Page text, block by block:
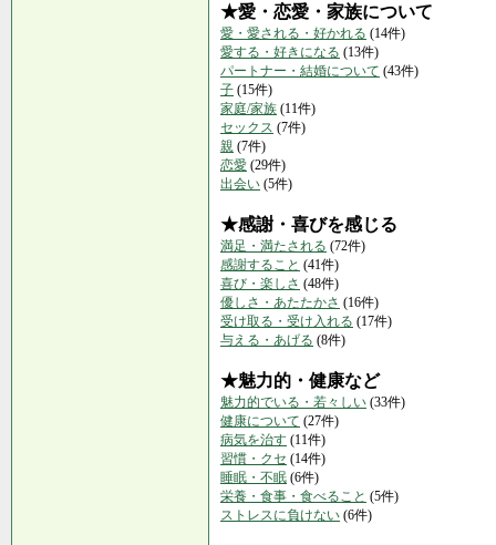
★愛・恋愛・家族について
愛・愛される・好かれる (14件)
愛する・好きになる (13件)
パートナー・結婚について (43件)
子 (15件)
家庭/家族 (11件)
セックス (7件)
親 (7件)
恋愛 (29件)
出会い (5件)
★感謝・喜びを感じる
満足・満たされる (72件)
感謝すること (41件)
喜び・楽しさ (48件)
優しさ・あたたかさ (16件)
受け取る・受け入れる (17件)
与える・あげる (8件)
★魅力的・健康など
魅力的でいる・若々しい (33件)
健康について (27件)
病気を治す (11件)
習慣・クセ (14件)
睡眠・不眠 (6件)
栄養・食事・食べること (5件)
ストレスに負けない (6件)